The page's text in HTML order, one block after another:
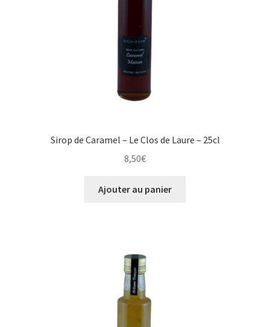
Sirop de Caramel – Le Clos de Laure – 25cl
8,50€
Ajouter au panier